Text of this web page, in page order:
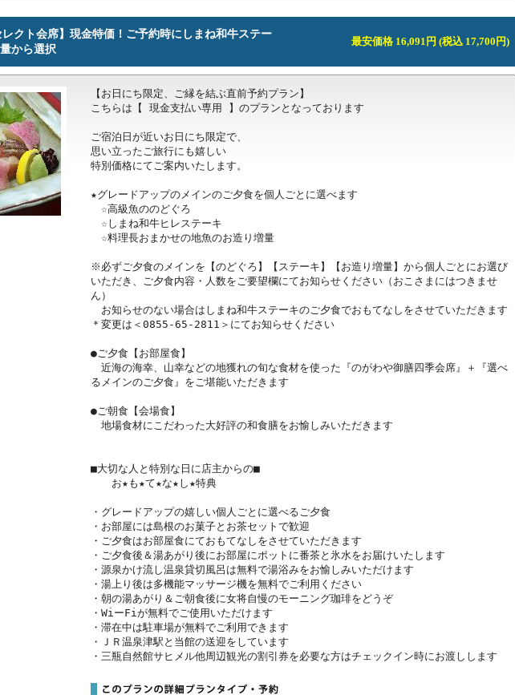
レクト会席】現金特価！ご予約時にしまね和牛ステー
から選択
最安価格 16,091円 (税込 17,700円)
【お日にち限定、ご縁を結ぶ直前予約プラン】
こちらは【 現金支払い専用 】のプランとなっております
ご宿泊日が近いお日にち限定で、
思い立ったご旅行にも嬉しい
特別価格にてご案内いたします。
★グレードアップのメインのご夕食を個人ごとに選べます
☆高級魚ののどぐろ
☆しまね和牛ヒレステーキ
☆料理長おまかせの地魚のお造り増量
※必ずご夕食のメインを【のどぐろ】【ステーキ】【お造り増量】から個人ごとにお選び
いただき、ご夕食内容・人数をご要望欄にてお知らせください（おこさまにはつきませ
ん）
お知らせのない場合はしまね和牛ステーキのご夕食でおもてなしをさせていただきます
＊変更は＜0855-65-2811＞にてお知らせください
●ご夕食【お部屋食】
近海の海幸、山幸などの地獲れの旬な食材を使った『のがわや御膳四季会席』＋『選べ
るメインのご夕食』をご堪能いただきます
●ご朝食【会場食】
地場食材にこだわった大好評の和食膳をお愉しみいただきます
■大切な人と特別な日に店主からの■
お★も★て★な★し★特典
・グレードアップの嬉しい個人ごとに選べるご夕食
・お部屋には島根のお菓子とお茶セットで歓迎
・ご夕食はお部屋食にておもてなしをさせていただきます
・ご夕食後＆湯あがり後にお部屋にポットに番茶と氷水をお届けいたします
・源泉かけ流し温泉貸切風呂は無料で湯浴みをお愉しみいただけます
・湯上り後は多機能マッサージ機を無料でご利用ください
・朝の湯あがり＆ご朝食後に女将自慢のモーニング珈琲をどうぞ
・WiーFiが無料でご使用いただけます
・滞在中は駐車場が無料でご利用できます
・ＪＲ温泉津駅と当館の送迎をしています
・三瓶自然館サヒメル他周辺観光の割引券を必要な方はチェックイン時にお渡しします